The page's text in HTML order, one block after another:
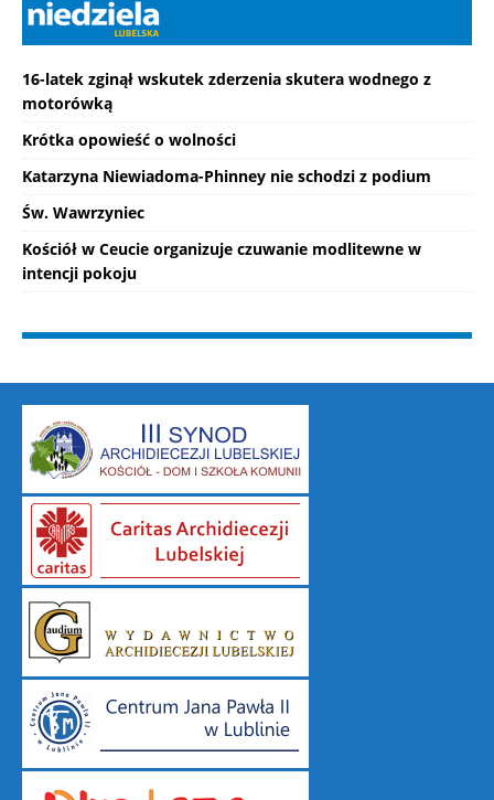
16-latek zginął wskutek zderzenia skutera wodnego z
motorówką
Krótka opowieść o wolności
Katarzyna Niewiadoma-Phinney nie schodzi z podium
Św. Wawrzyniec
Kościół w Ceucie organizuje czuwanie modlitewne w
intencji pokoju